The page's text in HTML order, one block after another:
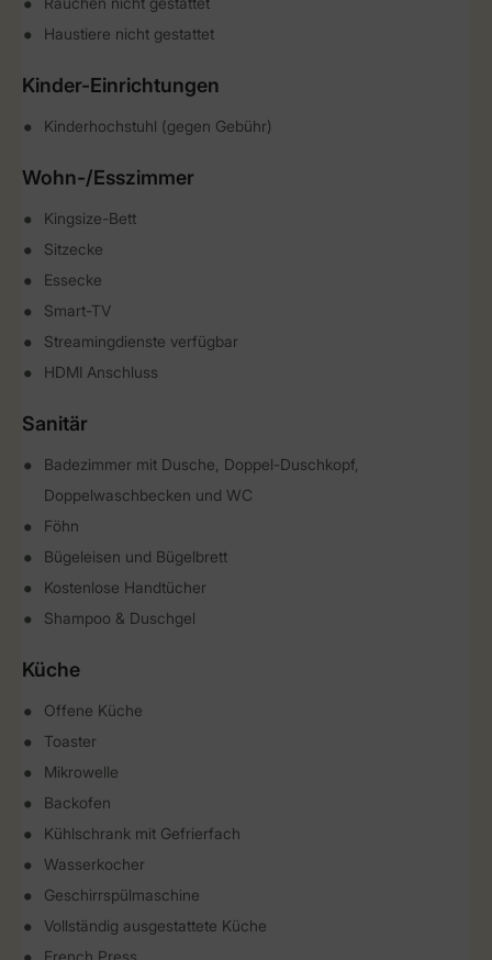
Haustiere nicht gestattet
Kinder-Einrichtungen
Kinderhochstuhl (gegen Gebühr)
Wohn-/Esszimmer
Kingsize-Bett
Sitzecke
Essecke
Smart-TV
Streamingdienste verfügbar
HDMI Anschluss
Sanitär
Badezimmer mit Dusche, Doppel-Duschkopf,
Doppelwaschbecken und WC
Föhn
Bügeleisen und Bügelbrett
Kostenlose Handtücher
Shampoo & Duschgel
Küche
Offene Küche
Toaster
Mikrowelle
Backofen
Kühlschrank mit Gefrierfach
Wasserkocher
Geschirrspülmaschine
Vollständig ausgestattete Küche
French Press